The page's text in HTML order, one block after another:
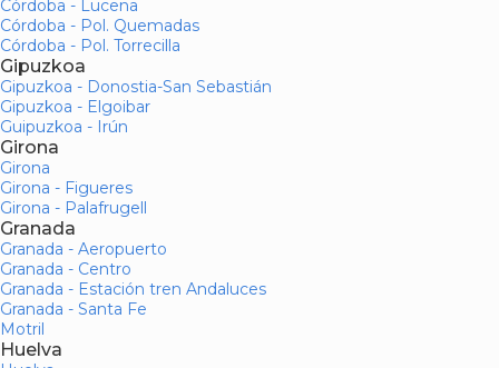
Córdoba - Lucena
Córdoba - Pol. Quemadas
Córdoba - Pol. Torrecilla
Gipuzkoa
Gipuzkoa - Donostia-San Sebastián
Gipuzkoa - Elgoibar
Guipuzkoa - Irún
Girona
Girona
Girona - Figueres
Girona - Palafrugell
Granada
Granada - Aeropuerto
Granada - Centro
Granada - Estación tren Andaluces
Granada - Santa Fe
Motril
Huelva